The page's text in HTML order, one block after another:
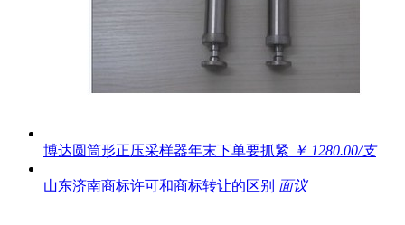
博达圆筒形正压采样器年末下单要抓紧 ￥ 1280.00/支
山东济南商标许可和商标转让的区别 面议